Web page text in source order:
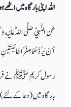
اللہ اپنی بارگاہ میں
عَنِ النَّبِيِّ صَلَّى اللَّهُ
أَنْ يَرُدَّهُمَا صِفْرًا
رسول کریم ﷺ نے
بارگاہ میں (دعا کے